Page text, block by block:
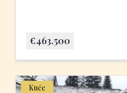
€463.500
Kuće